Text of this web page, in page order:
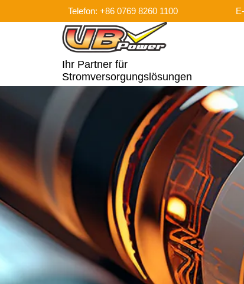
Telefon: +86 0769 8260 1100
Ihr Partner für
Stromversorgungslösungen